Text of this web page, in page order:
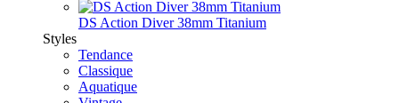
DS Action Diver 38mm Titanium
Styles
Tendance
Classique
Aquatique